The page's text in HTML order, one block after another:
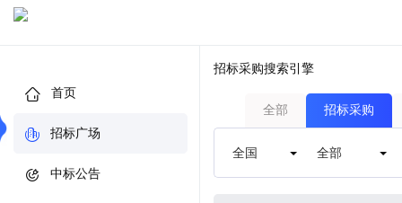
首页
招标广场
中标公告
招标采购搜索引擎
全部 招标采购